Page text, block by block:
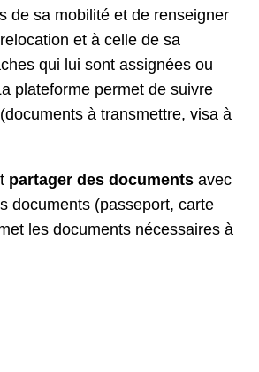
de sa mobilité et de renseigner
et à celle de sa
qui lui sont assignées ou
plateforme permet de suivre
à transmettre, visa à
partager des documents avec
documents (passeport, carte
les documents nécessaires à